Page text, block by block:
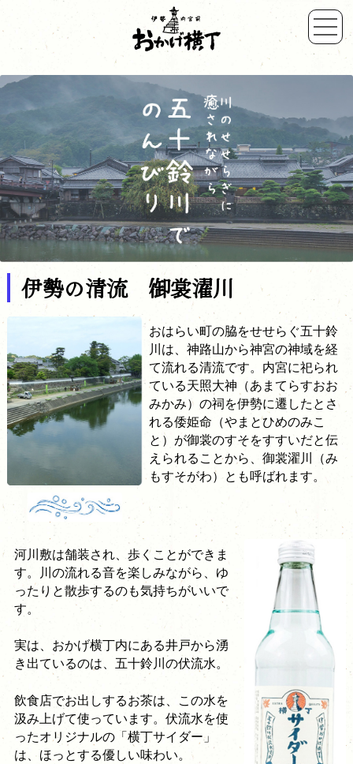
伊勢の清流 御裳濯川
おはらい町の脇をせせらぐ五十鈴
川は、神路山から神宮の神域を経
て流れる清流です。内宮に祀られ
ている天照大神（あまてらすおお
みかみ）の祠を伊勢に遷したとさ
れる倭姫命（やまとひめのみこ
と）が御裳のすそをすすいだと伝
えられることから、御裳濯川（み
もすそがわ）とも呼ばれます。
河川敷は舗装され、歩くことができま
す。川の流れる音を楽しみながら、ゆ
ったりと散歩するのも気持ちがいいで
す。
実は、おかげ横丁内にある井戸から湧
き出ているのは、五十鈴川の伏流水。
飲食店でお出しするお茶は、この水を
汲み上げて使っています。伏流水を使
ったオリジナルの「横丁サイダー」
は、ほっとする優しい味わい。